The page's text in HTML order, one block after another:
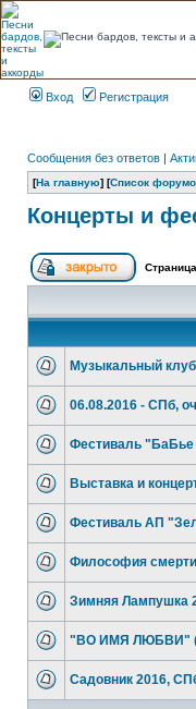
Вход Регистрация
Сообщения без ответов |
[На главную] [Список
Концерты и
Страница
Музыкальный
06.08.2016 - СПб,
Фестиваль "БаБье
Выставка и
Фестиваль АП
Философия
Зимняя Лампушка
"ВО ИМЯ ЛЮБВИ"
Садовник 2016,